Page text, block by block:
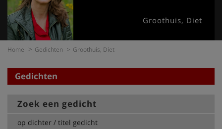
Groothuis, Diet
Home Gedichten Groothuis, Diet
Gedichten
Zoek een gedicht
op dichter / titel gedicht